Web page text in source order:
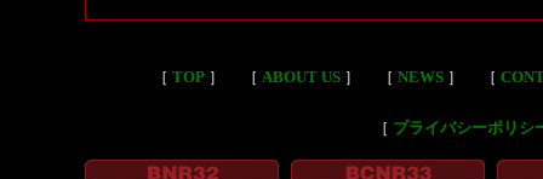
［ TOP］ ［ ABOUT US］ ［ NEWS］ ［
［ プライバシーポリシ